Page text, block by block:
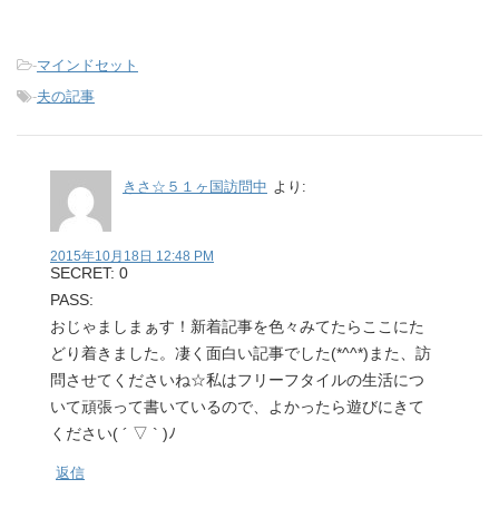
-マインドセット
-夫の記事
きさ☆５１ヶ国訪問中 より:
2015年10月18日 12:48 PM
SECRET: 0
PASS:
おじゃましまぁす！新着記事を色々みてたらここにた
どり着きました。凄く面白い記事でした(*^^*)また、訪
問させてくださいね☆私はフリーフタイルの生活につ
いて頑張って書いているので、よかったら遊びにきて
ください( ´ ▽ ` )ﾉ
返信